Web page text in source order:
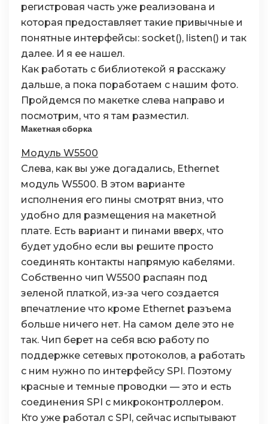
регистровая часть уже реализована и
которая предоставляет такие привычные и
понятные интерфейсы: socket(), listen() и так
далее. И я ее нашел.
Как работать с библиотекой я расскажу
дальше, а пока поработаем с нашим фото.
Пройдемся по макетке слева направо и
посмотрим, что я там разместил.
Макетная сборка
Модуль W5500
Слева, как вы уже догадались, Ethernet
модуль W5500. В этом варианте
исполнения его пины смотрят вниз, что
удобно для размещения на макетной
плате. Есть вариант и пинами вверх, что
будет удобно если вы решите просто
соединять контакты напрямую кабелями.
Собственно чип W5500 распаян под
зеленой платкой, из-за чего создается
впечатление что кроме Ethernet разъема
больше ничего нет. На самом деле это не
так. Чип берет на себя всю работу по
поддержке сетевых протоколов, а работать
с ним нужно по интерфейсу SPI. Поэтому
красные и темные проводки — это и есть
соединения SPI с микроконтроллером.
Кто уже работал с SPI, сейчас испытывают